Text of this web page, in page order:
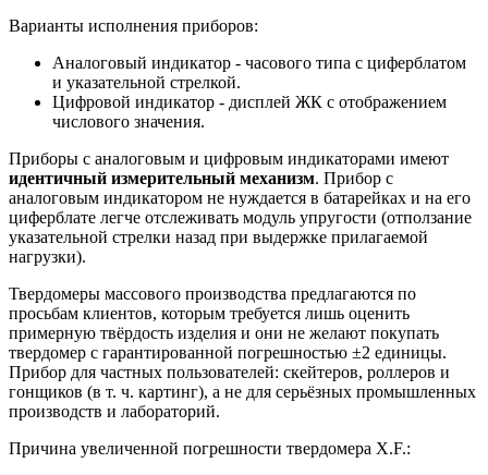
Варианты исполнения приборов:
Аналоговый индикатор - часового типа с циферблатом
и указательной стрелкой.
Цифровой индикатор - дисплей ЖК с отображением
числового значения.
Приборы с аналоговым и цифровым индикаторами имеют
идентичный измерительный механизм. Прибор с
аналоговым индикатором не нуждается в батарейках и на его
циферблате легче отслеживать модуль упругости (отползание
указательной стрелки назад при выдержке прилагаемой
нагрузки).
Твердомеры массового производства предлагаются по
просьбам клиентов, которым требуется лишь оценить
примерную твёрдость изделия и они не желают покупать
твердомер с гарантированной погрешностью ±2 единицы.
Прибор для частных пользователей: скейтеров, роллеров и
гонщиков (в т. ч. картинг), а не для серьёзных промышленных
производств и лабораторий.
Причина увеличенной погрешности твердомера X.F.: